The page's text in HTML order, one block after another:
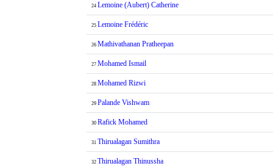
24 Lemoine (Aubert) Catherine
25 Lemoine Frédéric
26 Mathivathanan Pratheepan
27 Mohamed Ismail
28 Mohamed Rizwi
29 Palande Vishwam
30 Rafick Mohamed
31 Thirualagan Sumithra
32 Thirualagan Thinussha